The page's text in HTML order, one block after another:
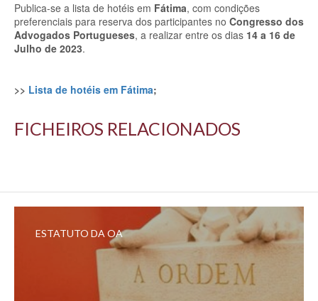
Publica-se a lista de hotéis em Fátima, com condições
preferenciais para reserva dos participantes no Congresso dos
Advogados Portugueses, a realizar entre os dias 14 a 16 de
Julho de 2023.
>> Lista de hotéis em Fátima;
FICHEIROS RELACIONADOS
ESTATUTO DA OA